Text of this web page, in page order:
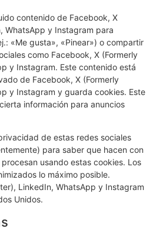
contenido de Facebook, X
WhatsApp y Instagram para
«Me gusta», «Pinear») o compartir
como Facebook, X (Formerly
y Instagram. Este contenido está
de Facebook, X (Formerly
y Instagram y guarda cookies. Este
información para anuncios
de estas redes sociales
para saber que hacen con
usando estas cookies. Los
lo máximo posible.
LinkedIn, WhatsApp y Instagram
Unidos.